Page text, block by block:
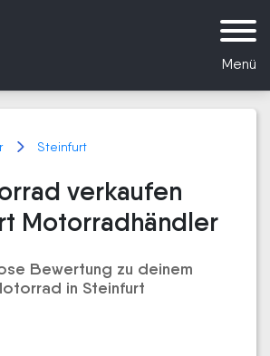
Menü
Steinfurt
verkaufen
Motorradhändler
Bewertung zu deinem
in Steinfurt